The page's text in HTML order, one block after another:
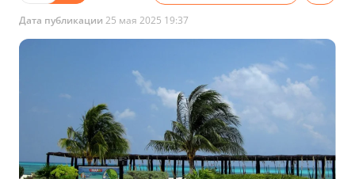
Дата публикации 25 мая 2025 19:37